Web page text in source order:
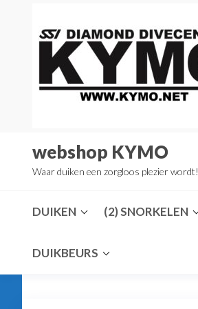
webshop KYMO
Waar duiken een zorgloos plezier wordt!
DUIKEN (2) SNORKELEN
DUIKBEURS